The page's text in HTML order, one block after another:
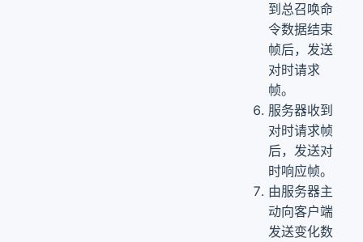
到总召唤命
令数据结束
帧后，发送
对时请求
帧。
服务器收到
对时请求帧
后，发送对
时响应帧。
由服务器主
动向客户端
发送变化数